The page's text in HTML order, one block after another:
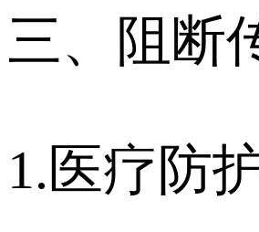
三、阻断
1.医疗防